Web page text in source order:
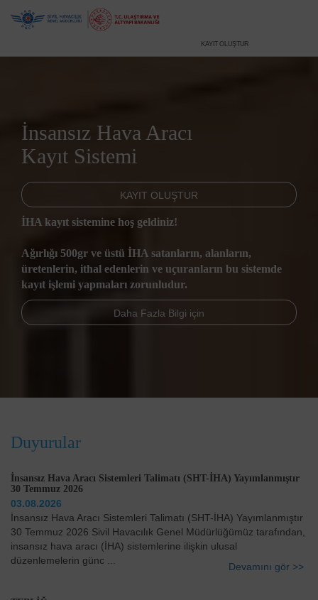
KAYIT OLUŞTUR
İnsansız Hava Aracı
Kayıt Sistemi
KAYIT OLUŞTUR
İHA kayıt sistemine hoş geldiniz!
Ağırlığı 500gr ve üstü İHA satanların, alanların,
üretenlerin, ithal edenlerin ve uçuranların bu sistemde
kayıt işlemi yapmaları zorunludur.
Daha Fazla Bilgi için
Duyurular
İnsansız Hava Aracı Sistemleri Talimatı (SHT-İHA) Yayımlanmıştır
30 Temmuz 2026
03.08.2026
İnsansız Hava Aracı Sistemleri Talimatı (SHT-İHA) Yayımlanmıştır
30 Temmuz 2026 Sivil Havacılık Genel Müdürlüğümüz tarafından,
insansız hava aracı (İHA) sistemlerine ilişkin ulusal
düzenlemelerin günc ...
Devamını gör >>